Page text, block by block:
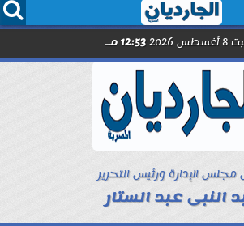
  
2026 12:53 مـ
مجلس الإدارة ورئيس التحرير
النبى عبد الستار